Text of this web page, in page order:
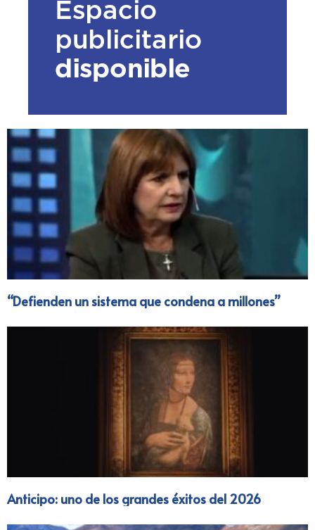
“Defienden un sistema que condena a millones”
Anticipo: uno de los grandes éxitos del 2026